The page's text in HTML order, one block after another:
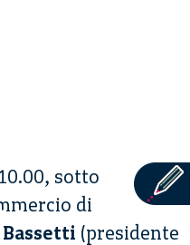
sotto
di
(presidente